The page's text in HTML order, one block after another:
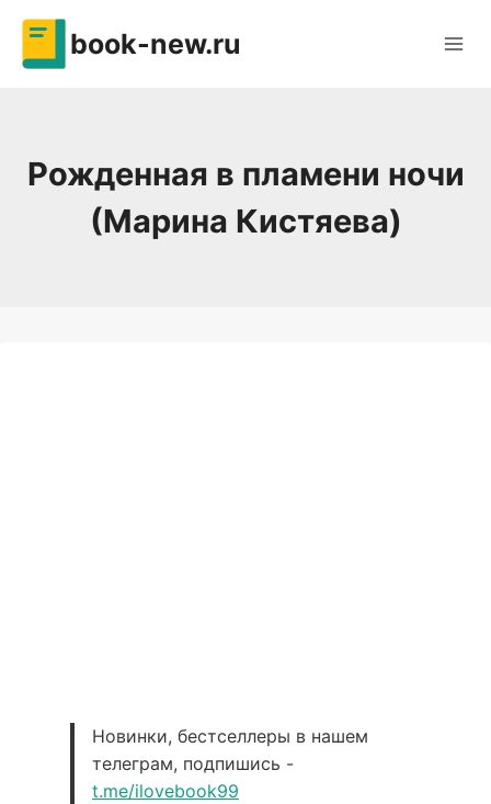
Перейти
содержимому
book-new.ru
Рожденная в пламени ночи
(Марина Кистяева)
Новинки, бестселлеры в нашем
телеграм, подпишись -
t.me/ilovebook99